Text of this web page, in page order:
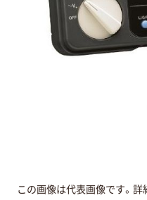
この画像は代表画像です。詳